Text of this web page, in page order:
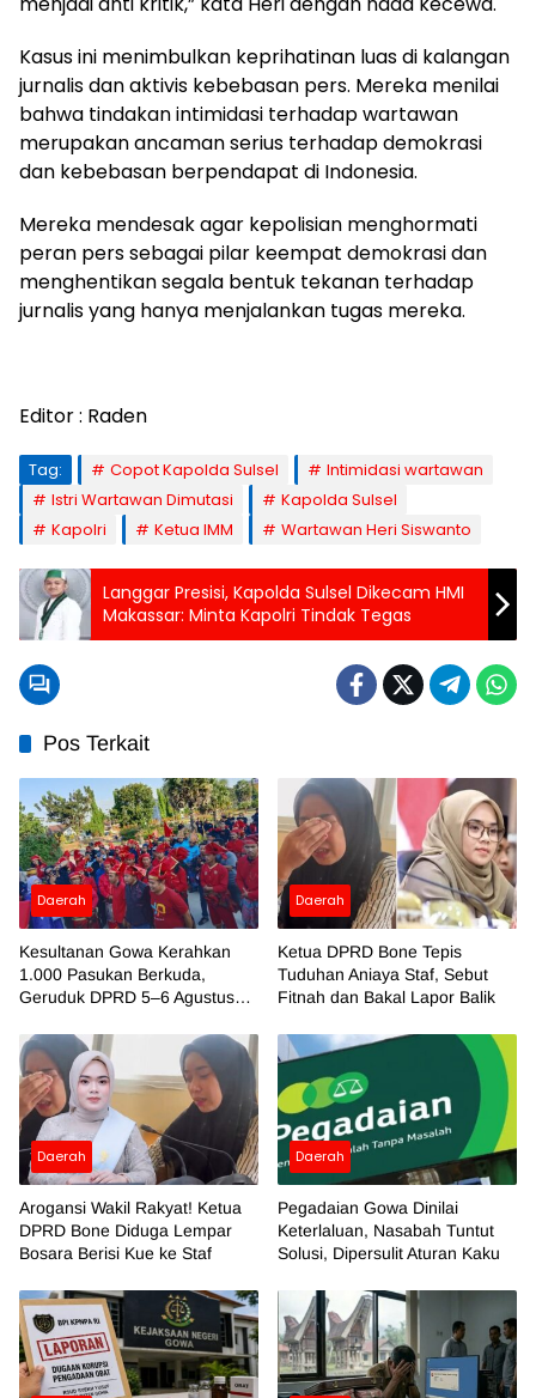
Kasus ini menimbulkan keprihatinan luas di kalangan
jurnalis dan aktivis kebebasan pers. Mereka menilai
bahwa tindakan intimidasi terhadap wartawan
merupakan ancaman serius terhadap demokrasi
dan kebebasan berpendapat di Indonesia.
Mereka mendesak agar kepolisian menghormati
peran pers sebagai pilar keempat demokrasi dan
menghentikan segala bentuk tekanan terhadap
jurnalis yang hanya menjalankan tugas mereka.
Editor : Raden
Tag: Copot Kapolda Sulsel
Intimidasi wartawan
Istri Wartawan Dimutasi
Kapolda Sulsel
Kapolri
Ketua IMM Wartawan Heri Siswanto
Langgar Presisi, Kapolda Sulsel Dikecam HMI
Makassar: Minta Kapolri Tindak Tegas
Pos Terkait
Daerah
Kesultanan Gowa Kerahkan
1.000 Pasukan Berkuda,
Geruduk DPRD 5–6 Agustus
Daerah
Ketua DPRD Bone Tepis
Tuduhan Aniaya Staf, Sebut
Fitnah dan Bakal Lapor Balik
Daerah
Arogansi Wakil Rakyat! Ketua
DPRD Bone Diduga Lempar
Bosara Berisi Kue ke Staf
Daerah
Pegadaian Gowa Dinilai
Keterlaluan, Nasabah Tuntut
Solusi, Dipersulit Aturan Kaku